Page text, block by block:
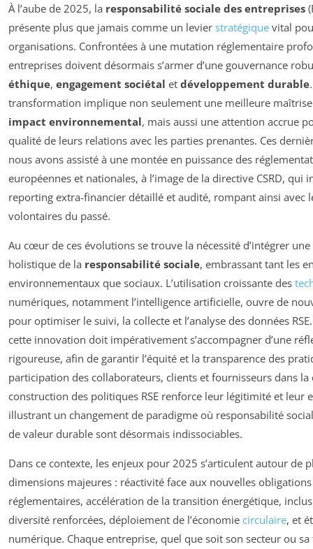
À l’aube de 2025, la responsabilité sociale des entreprises
présente plus que jamais comme un levier stratégique vital
organisations. Confrontées à une mutation réglementaire
entreprises doivent désormais s’armer d’une gouvernance
éthique, engagement sociétal et développement durable
transformation implique non seulement une meilleure
impact environnemental, mais aussi une attention accrue
qualité de leurs relations avec les parties prenantes. Ces
nous avons assisté à une montée en puissance des
européennes et nationales, à l’image de la directive CSRD, qui
reporting extra-financier détaillé et audité, rompant ainsi avec
volontaires du passé.
Au cœur de ces évolutions se trouve la nécessité d’intégrer
holistique de la responsabilité sociale, embrassant tant les
environnementaux que sociaux. L’utilisation croissante des
numériques, notamment l’intelligence artificielle, ouvre de
pour optimiser le suivi, la collecte et l’analyse des données
cette innovation doit impérativement s’accompagner d’une
rigoureuse, afin de garantir l’équité et la transparence des
participation des collaborateurs, clients et fournisseurs dans la
construction des politiques RSE renforce leur légitimité et leur
illustrant un changement de paradigme où responsabilité
de valeur durable sont désormais indissociables.
Dans ce contexte, les enjeux pour 2025 s’articulent autour de
dimensions majeures : réactivité face aux nouvelles obligations
réglementaires, accélération de la transition énergétique,
diversité renforcées, déploiement de l’économie circulaire, et
numérique. Chaque entreprise, quel que soit son secteur ou sa